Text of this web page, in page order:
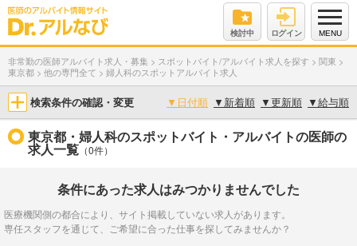
検討中 ログイン MENU
非常勤の医師アルバイト求人・募集 > スポットバイト/アルバイト求人を探す > 関東 >
東京都 > 他の専門全て > 婦人科のスポットアルバイト求人
検索条件の確認・変更 ▼ 日付順 ▼ 新着順 ▼更新順 ▼給与順
東京都・婦人科のスポットバイト・アルバイトの医師の
求人一覧 （0件）
条件にあった求人はみつかりませんでした
医療機関側の都合により、サイト掲載していない求人があります。
専任スタッフを通じて、ご希望に合った仕事を探してみませんか？